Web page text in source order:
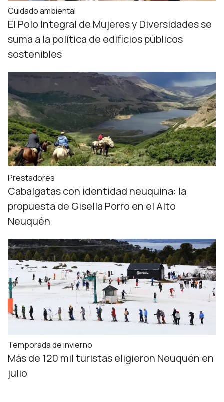
Cuidado ambiental
El Polo Integral de Mujeres y Diversidades se
suma a la política de edificios públicos
sostenibles
Prestadores
Cabalgatas con identidad neuquina: la
propuesta de Gisella Porro en el Alto
Neuquén
Temporada de invierno
Más de 120 mil turistas eligieron Neuquén en
julio